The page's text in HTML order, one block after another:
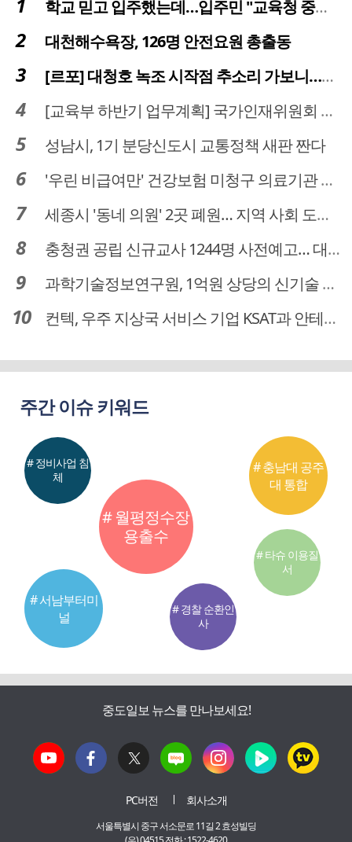
학교 믿고 입주했는데…입주민 "교육청 중재 나서라"
대천해수욕장, 126명 안전요원 총출동
[르포] 대청호 녹조 시작점 추소리 가보니…걷어내도 짙은 초록빛
[교육부 하반기 업무계획] 국가인재위원회 신설… 거점국립대 3곳 성장엔진·AI 분야 패키지 지원
성남시, 1기 분당신도시 교통정책 새판 짠다
'우린 비급여만' 건강보험 미청구 의료기관 대전 65곳 충남 31곳
세종시 '동네 의원' 2곳 폐원… 지역 사회 도마 위
충청권 공립 신규교사 1244명 사전예고… 대전 초등 34명서 4명으로
과학기술정보연구원, 1억원 상당의 신기술 기업 이전 완료
컨텍, 우주 지상국 서비스 기업 KSAT과 안테나 6기 계약 체결
주간 이슈 키워드
# 월평정수장
용출수
# 서남부터미
널
# 충남대 공주
대 통합
# 정비사업 침
체
# 경찰 순환인
사
# 타슈 이용질
서
중도일보 뉴스를 만나보세요!
PC버전 회사소개
서울특별시 중구 서소문로 11길 2 효성빌딩